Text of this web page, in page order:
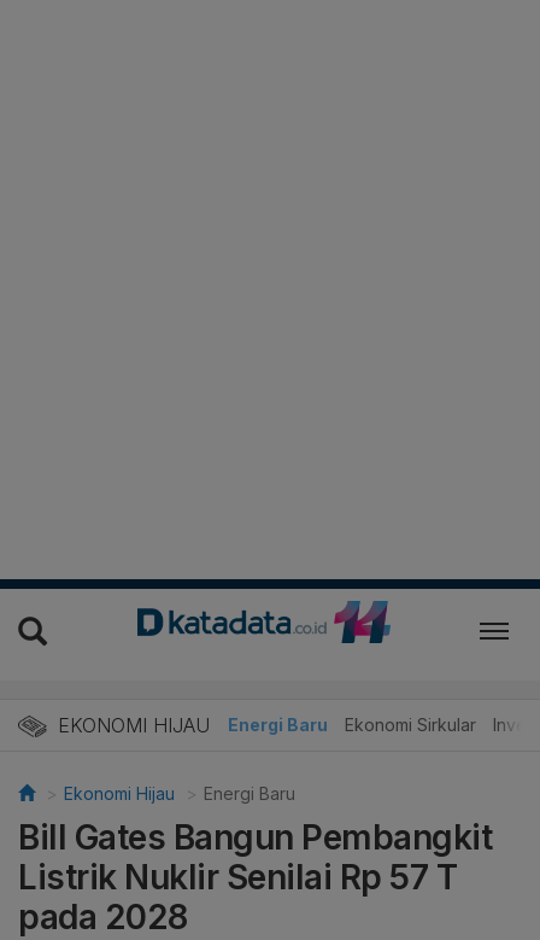
EKONOMI HIJAU Energi Baru Ekonomi Sirkular
Ekonomi Hijau Energi Baru
Bill Gates Bangun Pembangkit
Listrik Nuklir Senilai Rp 57 T
pada 2028